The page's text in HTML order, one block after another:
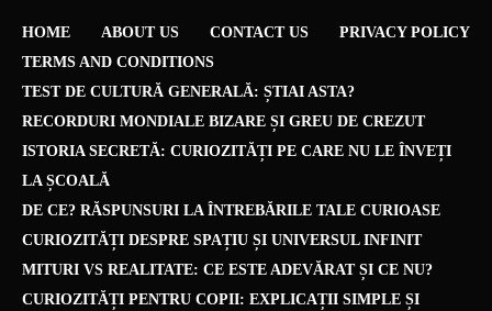
HOME ABOUT US CONTACT US
PRIVACY POLICY
TERMS AND CONDITIONS
TEST DE CULTURĂ GENERALĂ: ȘTIAI ASTA?
RECORDURI MONDIALE BIZARE ȘI GREU DE CREZUT
ISTORIA SECRETĂ: CURIOZITĂȚI PE CARE NU LE ÎNVEȚI
LA ȘCOALĂ
DE CE? RĂSPUNSURI LA ÎNTREBĂRILE TALE CURIOASE
CURIOZITĂȚI DESPRE SPAȚIU ȘI UNIVERSUL INFINIT
MITURI VS REALITATE: CE ESTE ADEVĂRAT ȘI CE NU?
CURIOZITĂȚI PENTRU COPII: EXPLICAȚII SIMPLE ȘI